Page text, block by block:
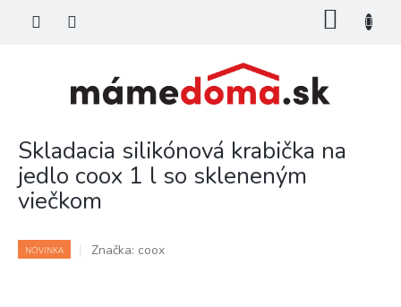
Skladacia silikónová krabička na
jedlo coox 1 l so skleneným
viečkom
NOVINKA Značka: coox